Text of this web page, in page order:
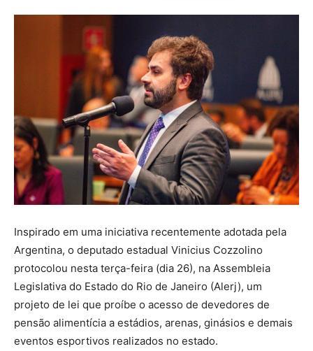
Inspirado em uma iniciativa recentemente adotada pela
Argentina, o deputado estadual Vinicius Cozzolino
protocolou nesta terça-feira (dia 26), na Assembleia
Legislativa do Estado do Rio de Janeiro (Alerj), um
projeto de lei que proíbe o acesso de devedores de
pensão alimentícia a estádios, arenas, ginásios e demais
eventos esportivos realizados no estado.